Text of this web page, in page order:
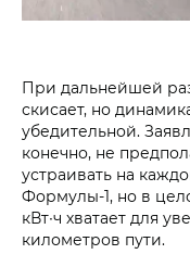
При дальнейшей
скисает, но
убедительной.
конечно, не
устраивать на
Формулы-1, но в
кВт∙ч хватает для
километров пути.